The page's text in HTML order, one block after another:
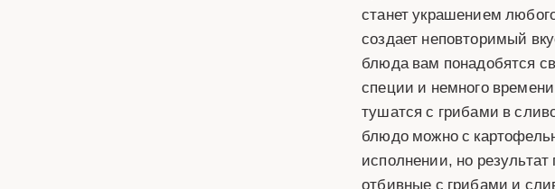
станет украшением
создает неповторимый
блюда вам понадобятся
специи и немного
тушатся с грибами в
блюдо можно с
исполнении, но
отбивные с грибами и